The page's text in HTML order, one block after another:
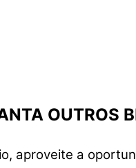
OUTROS
aproveite a